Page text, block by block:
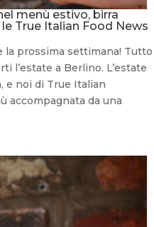
menù estivo, birra
True Italian Food News
prossima settimana! Tutto
l’estate a Berlino. L’estate
e noi di True Italian
accompagnata da una